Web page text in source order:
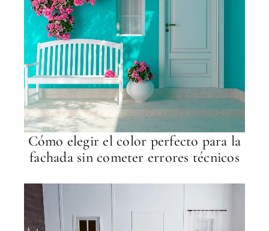
Cómo elegir el color perfecto para la
fachada sin cometer errores técnicos